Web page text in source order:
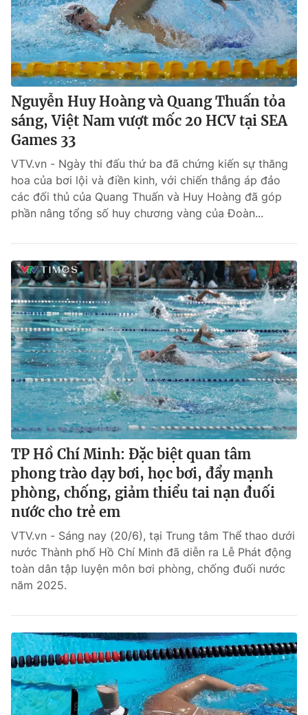
Nguyễn Huy Hoàng và Quang Thuấn tỏa
sáng, Việt Nam vượt mốc 20 HCV tại SEA
Games 33
VTV.vn - Ngày thi đấu thứ ba đã chứng kiến sự thăng
hoa của bơi lội và điền kinh, với chiến thắng áp đảo
các đối thủ của Quang Thuấn và Huy Hoàng đã góp
phần nâng tổng số huy chương vàng của Đoàn...
TP Hồ Chí Minh: Đặc biệt quan tâm
phong trào dạy bơi, học bơi, đẩy mạnh
phòng, chống, giảm thiểu tai nạn đuối
nước cho trẻ em
VTV.vn - Sáng nay (20/6), tại Trung tâm Thể thao dưới
nước Thành phố Hồ Chí Minh đã diễn ra Lễ Phát động
toàn dân tập luyện môn bơi phòng, chống đuối nước
năm 2025.